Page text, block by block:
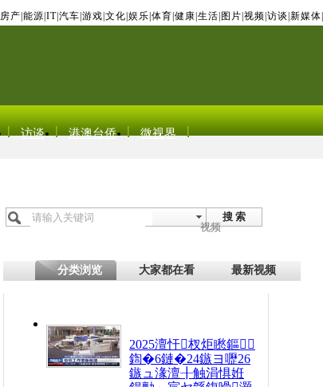
房产 能源 IT| 汽车 游戏 文化 娱乐 体育 健康 生活 图片 视频 访谈 新媒体
访谈 港澳台侨 微视界
搜 索
视频
分类浏览 大家都在看 最新视频
2025澶忓杈炬矁鏂
鍧�6鏈�24鏃ヨ嚦26
鏃ュ湪澶╂触涓惧姙